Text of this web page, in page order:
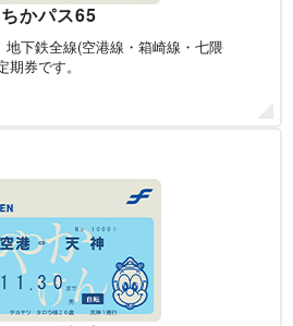
ちかパス65
地下鉄全線(空港線・箱崎線・七隈
期券です。